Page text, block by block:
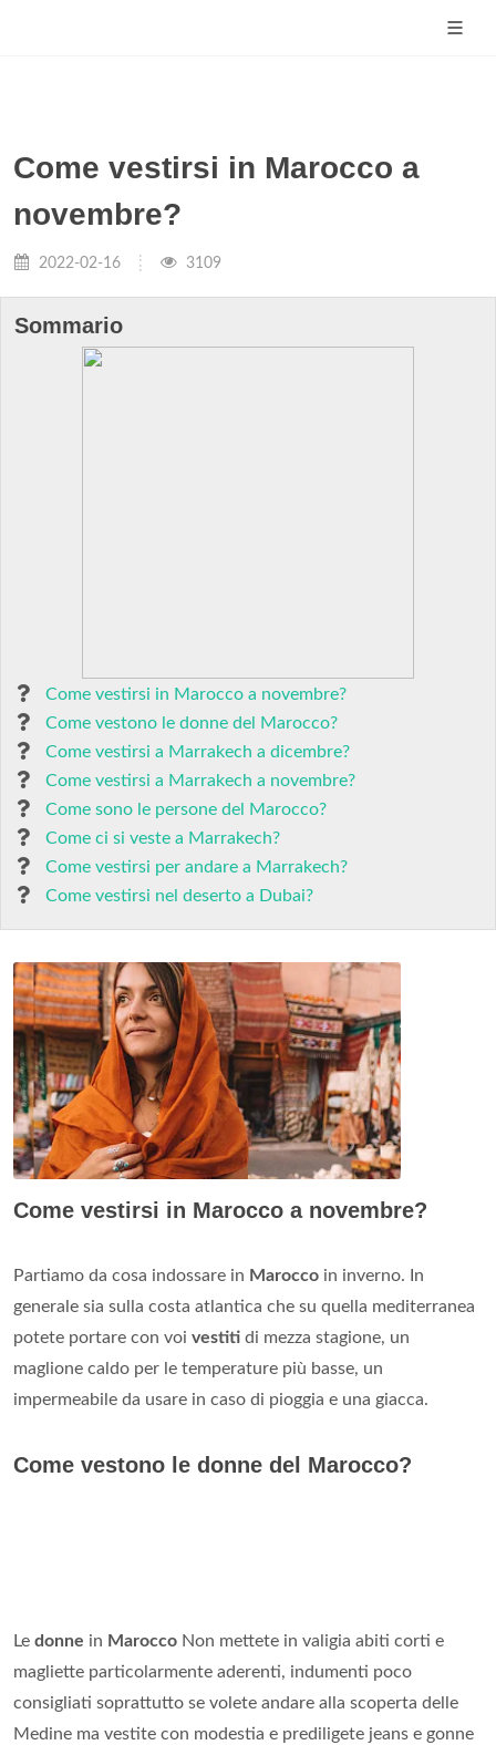
Come vestirsi in Marocco a
novembre?
2022-02-16 3109
Sommario
Come vestirsi in Marocco a novembre?
Come vestono le donne del Marocco?
Come vestirsi a Marrakech a dicembre?
Come vestirsi a Marrakech a novembre?
Come sono le persone del Marocco?
Come ci si veste a Marrakech?
Come vestirsi per andare a Marrakech?
Come vestirsi nel deserto a Dubai?
Come vestirsi in Marocco a novembre?
Partiamo da cosa indossare in Marocco in inverno. In
generale sia sulla costa atlantica che su quella mediterranea
potete portare con voi vestiti di mezza stagione, un
maglione caldo per le temperature più basse, un
impermeabile da usare in caso di pioggia e una giacca.
Come vestono le donne del Marocco?
Le donne in Marocco Non mettete in valigia abiti corti e
magliette particolarmente aderenti, indumenti poco
consigliati soprattutto se volete andare alla scoperta delle
Medine ma vestite con modestia e prediligete jeans e gonne